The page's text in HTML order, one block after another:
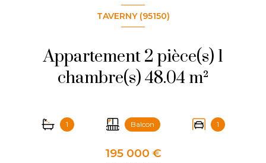
TAVERNY (95150)
Appartement 2 pièce(s) 1
chambre(s) 48.04 m²
1 Balcon 1
195 000 €